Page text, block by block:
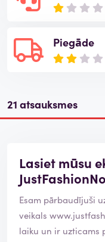
Piegāde
21 atsauksmes
Lasiet mūsu
Esam pārbaudījuši
veikals
laiku un ir uzticams